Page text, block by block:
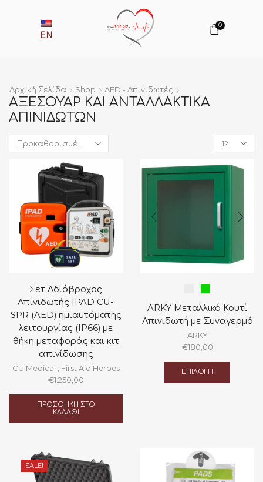
EN
0
Αρχική Σελίδα Shop AED - Απινιδωτές
ΑΞΕΣΟΥΆΡ ΚΑΙ ΑΝΤΑΛΛΑΚΤΙΚΆ
ΑΠΙΝΙΔΩΤΏΝ
Products
per
Σετ Αδιάβροχος
Απινιδωτής IPAD CU-
SPR (AED) ημιαυτόματης
λειτουργίας (IP66) με
θήκη μεταφοράς και κιτ
απινίδωσης
CU Medical
First Aid Heroes
€1.250,00
ΠΡΟΣΘΉΚΗ ΣΤΟ
ΚΑΛΆΘΙ
ARKY Μεταλλικό Κουτί
Απινιδωτή με Συναγερμό
ARKY
€180,00
ΕΠΙΛΟΓΉ
στη
SALE!